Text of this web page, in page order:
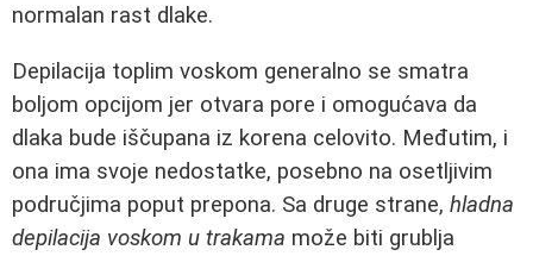
normalan rast dlake.
Depilacija toplim voskom generalno se smatra
boljom opcijom jer otvara pore i omogućava da
dlaka bude iščupana iz korena celovito. Međutim, i
ona ima svoje nedostatke, posebno na osetljivim
područjima poput prepona. Sa druge strane, hladna
depilacija voskom u trakama može biti grublja